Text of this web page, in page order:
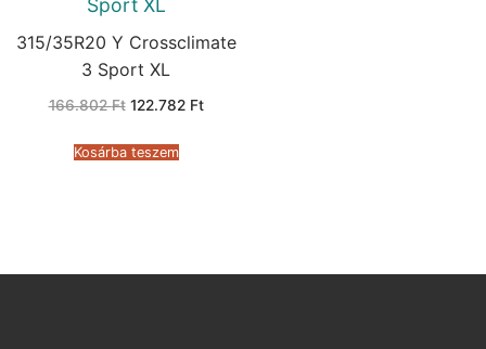
315/35R20 Y Crossclimate
3 Sport XL
166.802Ft Original
166.802 Ft.
122.782 FtCurrent
Kosárba teszem